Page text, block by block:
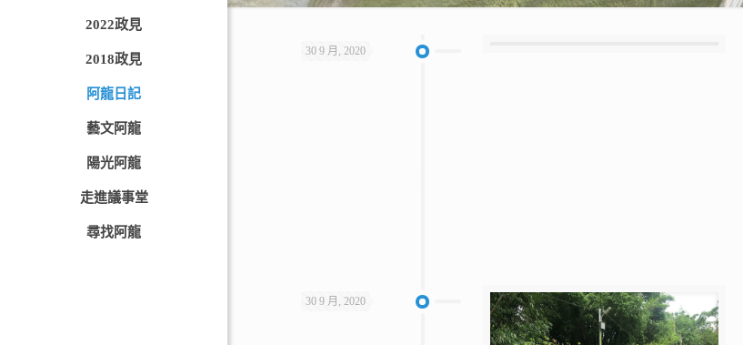
2022政見
2018政見
阿龍日記
藝文阿龍
陽光阿龍
走進議事堂
尋找阿龍
30 9 月, 2020
30 9 月, 2020